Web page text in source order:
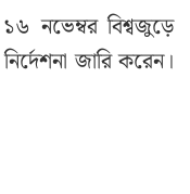
১৬ নভেম্বর বিশ্বজুড়ে
জারি করেন।